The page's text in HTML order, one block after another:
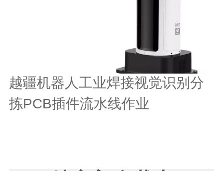
越疆机器人工业焊接视觉识别分
拣PCB插件流水线作业